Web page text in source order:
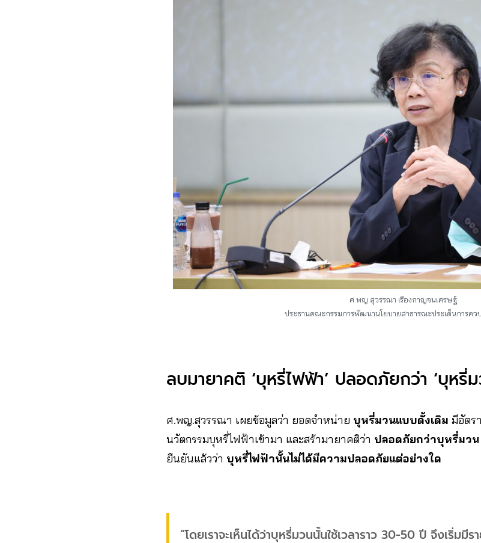
ศ.พญ.สุวรรณา เรืองกาญจนเศรษฐ์
ประธานคณะกรรมการพัฒนานโยบายสาธารณะประเด็นการคว
ลบมายาคติ ‘บุหรี่ไฟฟ้า’ ปลอดภัยกว่า ‘บุหรี่ม
ศ.พญ.สุวรรณา เผยข้อมูลว่า ยอดจำหน่าย บุหรี่มวนแบบดั้งเดิม มีอัตร
นวัตกรรมบุหรี่ไฟฟ้าเข้ามา และสร้ามายาคติว่า ปลอดภัยกว่าบุหรี่มวน
ยืนยันแล้วว่า บุหรี่ไฟฟ้านั้นไม่ได้มีความปลอดภัยแต่อย่างใด
“โดยเราจะเห็นได้ว่าบุหรี่มวนนั้นใช้เวลาราว 30-50 ปี จึงเริ่มมีร